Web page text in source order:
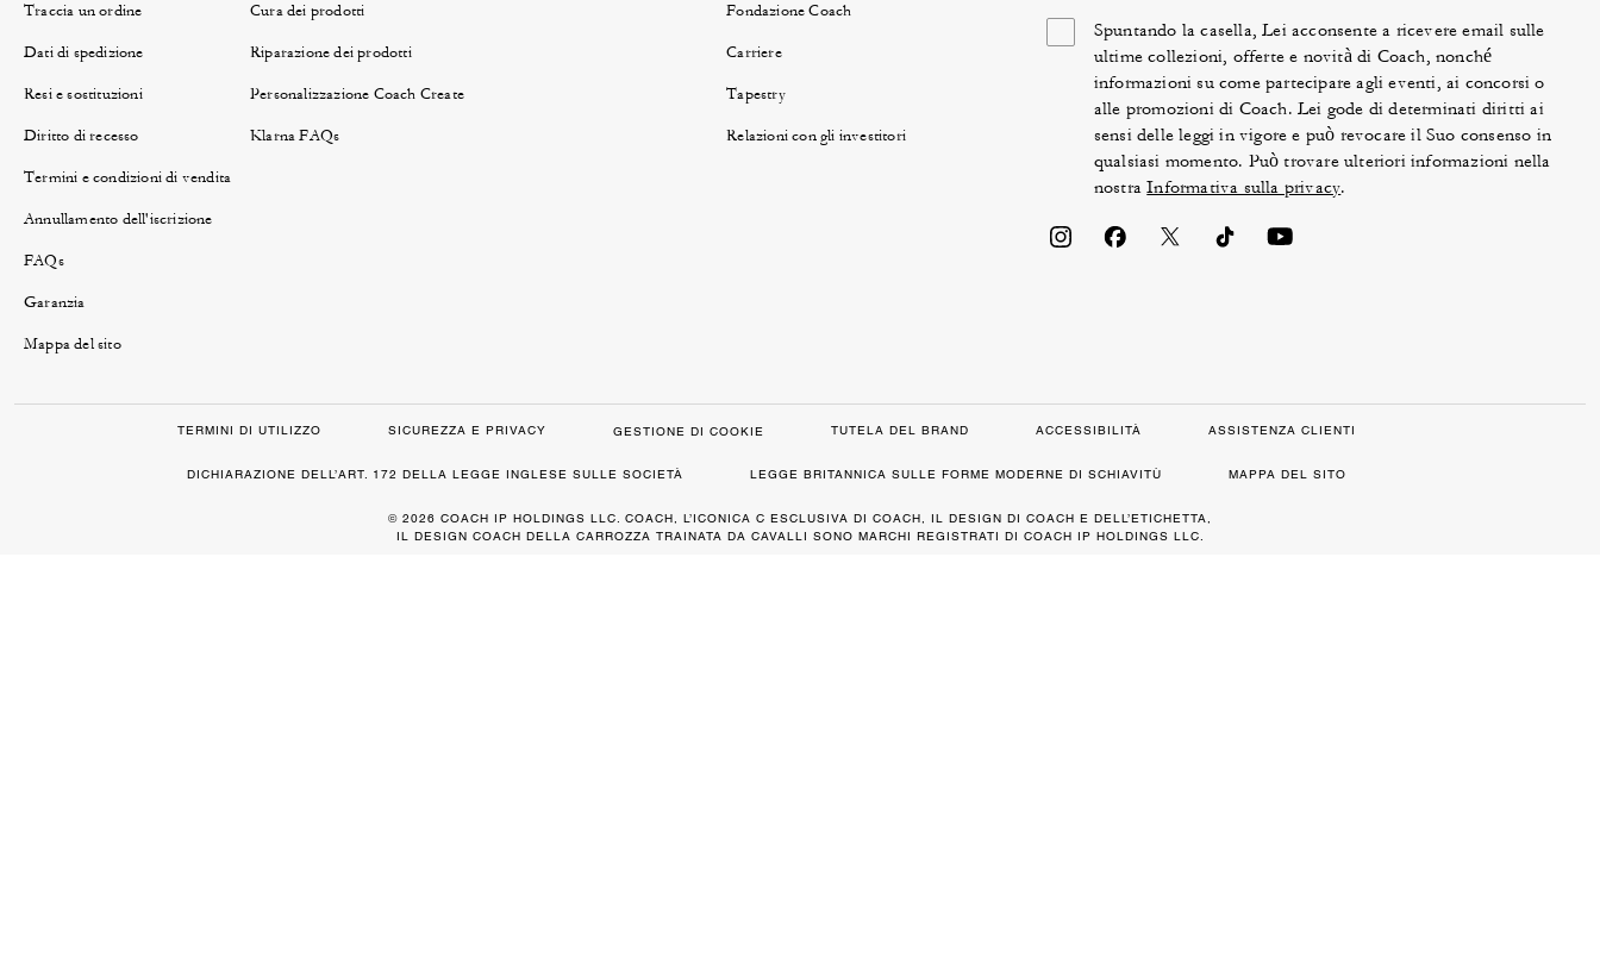
Traccia un ordine
Dati di spedizione
Resi e sostituzioni
Diritto di recesso
Termini e condizioni di vendita
Annullamento dell'iscrizione
FAQs
Garanzia
Mappa del sito
Cura dei prodotti
Riparazione dei prodotti
Personalizzazione Coach Create
Klarna FAQs
Fondazione Coach
Carriere
Tapestry
Relazioni con gli investitori
Spuntando la casella, Lei acconsente a ricevere email sulle
ultime collezioni, offerte e novità di Coach, nonché
informazioni su come partecipare agli eventi, ai concorsi o
alle promozioni di Coach. Lei gode di determinati diritti ai
sensi delle leggi in vigore e può revocare il Suo consenso in
qualsiasi momento. Può trovare ulteriori informazioni nella
nostraInformativa sulla privacy.
TERMINI DI UTILIZZO SICUREZZA E PRIVACY GESTIONE DI COOKIE TUTELA DEL BRAND ACCESSIBILITÀ ASSISTENZA CLIENTI
DICHIARAZIONE DELL’ART. 172 DELLA LEGGE INGLESE SULLE SOCIETÀ LEGGE BRITANNICA SULLE FORME MODERNE DI SCHIAVITÙ MAPPA DEL SITO
© 2026 COACH IP HOLDINGS LLC. COACH, L’ICONICA C ESCLUSIVA DI COACH, IL DESIGN DI COACH E DELL’ETICHETTA,
IL DESIGN COACH DELLA CARROZZA TRAINATA DA CAVALLI SONO MARCHI REGISTRATI DI COACH IP HOLDINGS LLC.